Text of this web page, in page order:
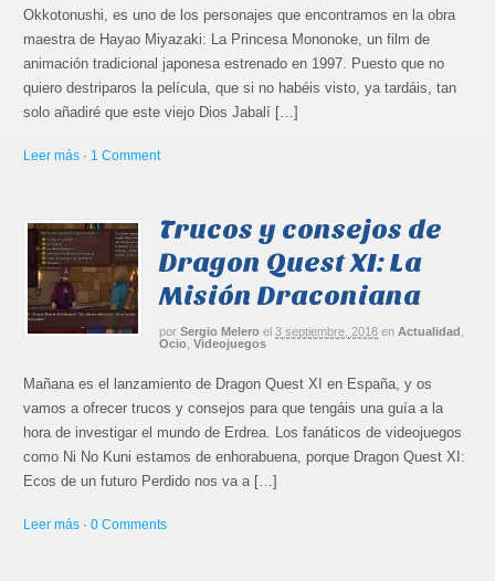
Okkotonushi, es uno de los personajes que encontramos en la obra
maestra de Hayao Miyazaki: La Princesa Mononoke, un film de
animación tradicional japonesa estrenado en 1997. Puesto que no
quiero destriparos la película, que si no habéis visto, ya tardáis, tan
solo añadiré que este viejo Dios Jabalí […]
Leer más · 1 Comment
Trucos y consejos de
Dragon Quest XI: La
Misión Draconiana
por Sergio Melero el 3 septiembre, 2018 en Actualidad ,
Ocio,Videojuegos
Mañana es el lanzamiento de Dragon Quest XI en España, y os
vamos a ofrecer trucos y consejos para que tengáis una guía a la
hora de investigar el mundo de Erdrea. Los fanáticos de videojuegos
como Ni No Kuni estamos de enhorabuena, porque Dragon Quest XI:
Ecos de un futuro Perdido nos va a […]
Leer más ·0 Comments